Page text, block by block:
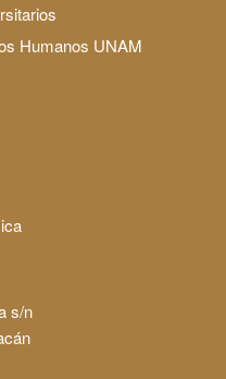
Humanos UNAM
s/n